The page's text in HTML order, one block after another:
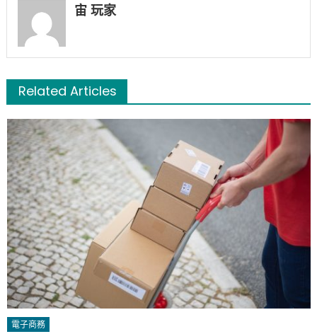
宙 玩家
Related Articles
電子商務